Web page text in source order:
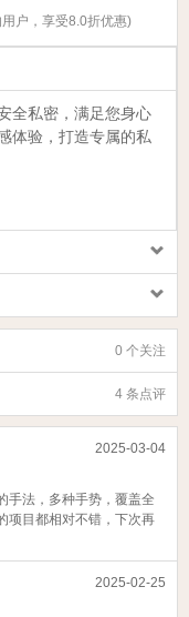
户，享受8.0折优惠)
全私密，满足您身心
体验，打造专属的私
0 个关注
4 条点评
2025-03-04
手法，多种手势，覆盖全
项目都相对不错，下次再
2025-02-25